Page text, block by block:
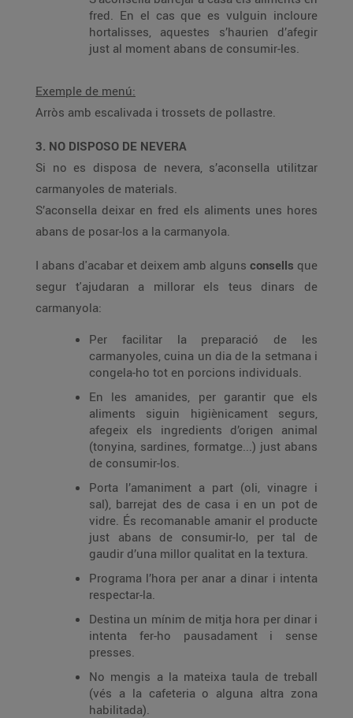
fred. En el cas que es vulguin incloure
hortalisses, aquestes s’haurien d’afegir
just al moment abans de consumir-les.
Exemple de menú:
Arròs amb escalivada i trossets de pollastre.
3. NO DISPOSO DE NEVERA
Si no es disposa de nevera, s’aconsella utilitzar
carmanyoles de materials.
S’aconsella deixar en fred els aliments unes hores
abans de posar-los a la carmanyola.
I abans d'acabar et deixem amb alguns consells que
segur t'ajudaran a millorar els teus dinars de
carmanyola:
Per facilitar la preparació de les
carmanyoles, cuina un dia de la setmana i
congela-ho tot en porcions individuals.
En les amanides, per garantir que els
aliments siguin higiènicament segurs,
afegeix els ingredients d’origen animal
(tonyina, sardines, formatge...) just abans
de consumir-los.
Porta l’amaniment a part (oli, vinagre i
sal), barrejat des de casa i en un pot de
vidre. És recomanable amanir el producte
just abans de consumir-lo, per tal de
gaudir d’una millor qualitat en la textura.
Programa l’hora per anar a dinar i intenta
respectar-la.
Destina un mínim de mitja hora per dinar i
intenta fer-ho pausadament i sense
presses.
No mengis a la mateixa taula de treball
(vés a la cafeteria o alguna altra zona
habilitada).